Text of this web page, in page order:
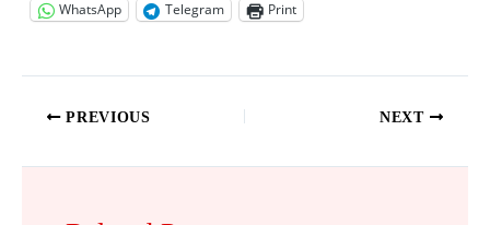
WhatsApp Telegram Print
PREVIOUS NEXT